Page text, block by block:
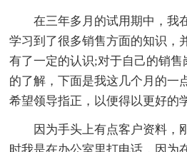
在三年多月的试用期中，我
学习到了很多销售方面的知识，
有了一定的认识;对于自己的销售
的了解，下面是我这几个月的一
希望领导指正，以便得以更好的
因为手头上有点客户资料，